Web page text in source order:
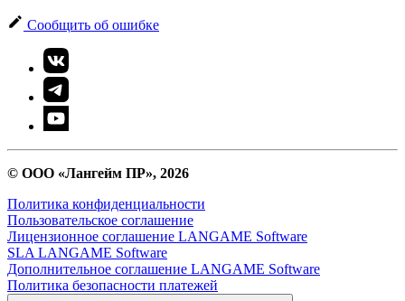
Сообщить об ошибке
© ООО «Лангейм ПР», 2026
Политика конфиденциальности
Пользовательское соглашение
Лицензионное соглашение LANGAME Software
SLA LANGAME Software
Дополнительное соглашение LANGAME Software
Политика безопасности платежей